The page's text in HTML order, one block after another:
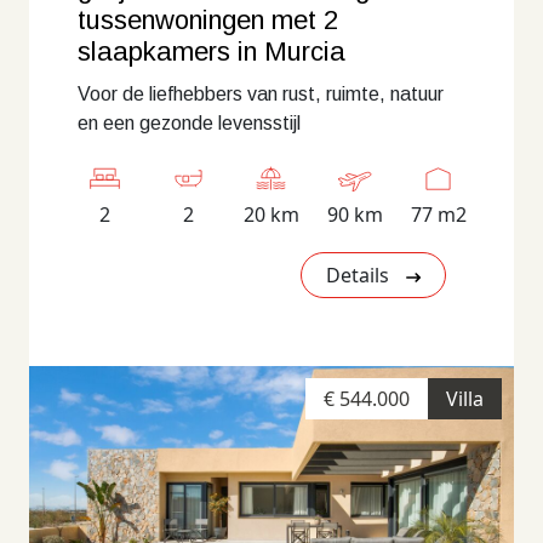
tussenwoningen met 2
slaapkamers in Murcia
Voor de liefhebbers van rust, ruimte, natuur
en een gezonde levensstijl
2 2 20 km 90 km 77 m2
Details
Villa
€ 544.000